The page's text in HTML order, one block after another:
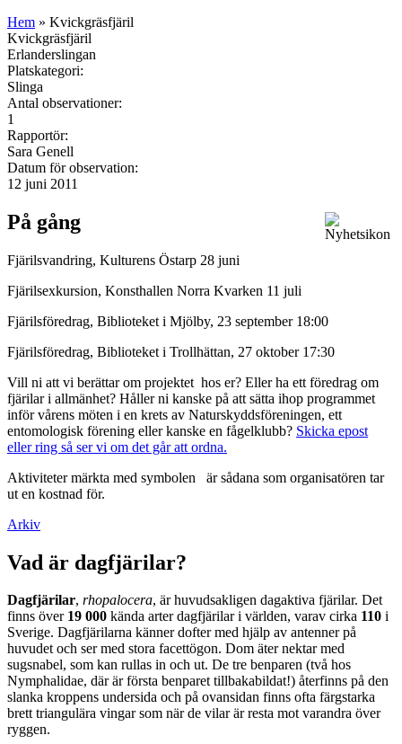
Hem » Kvickgräsfjäril
Kvickgräsfjäril
Erlanderslingan
Platskategori:
Slinga
Antal observationer:
1
Rapportör:
Sara Genell
Datum för observation:
12 juni 2011
På gång
Fjärilsvandring, Kulturens Östarp 28 juni
Fjärilsexkursion, Konsthallen Norra Kvarken 11 juli
Fjärilsföredrag, Biblioteket i Mjölby, 23 september 18:00
Fjärilsföredrag, Biblioteket i Trollhättan, 27 oktober 17:30
Vill ni att vi berättar om projektet hos er? Eller ha ett föredrag om
fjärilar i allmänhet? Håller ni kanske på att sätta ihop programmet
inför vårens möten i en krets av Naturskyddsföreningen, ett
entomologisk förening eller kanske en fågelklubb? Skicka epost
eller ring så ser vi om det går att ordna.
Aktiviteter märkta med symbolen
är sådana som organisatören tar
ut en kostnad för.
Arkiv
Vad är dagfjärilar?
Dagfjärilar, rhopalocera, är huvudsakligen dagaktiva fjärilar. Det
finns över 19 000 kända arter dagfjärilar i världen, varav cirka 110 i
Sverige. Dagfjärilarna känner dofter med hjälp av antenner på
huvudet och ser med stora facettögon. Dom äter nektar med
sugsnabel, som kan rullas in och ut. De tre benparen (två hos
Nymphalidae, där är första benparet tillbakabildat!) återfinns på den
slanka kroppens undersida och på ovansidan finns ofta färgstarka
brett triangulära vingar som när de vilar är resta mot varandra över
ryggen.